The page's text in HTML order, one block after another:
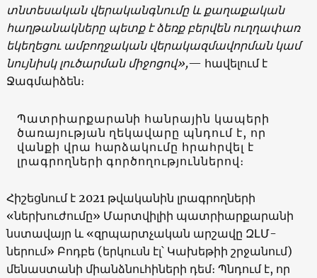
տնտեսական վերականգնումը և քաղաքական
հաղթանակները պետք է ձեռք բերվեն ուղղափառ
եկեղեցու ամբողջական վերակազմավորման կամ
նույնիսկ լուծարման միջոցով»,— հավելում է
Ջագմաիձեն։
Պատրիարքարանի հանրային կապերի
ծառայության ղեկավարը պնդում է, որ
վանքի վրա հարձակումը հրահրվել է
լրագրողների գործողություններով։
Հիշեցնում է 2021 թվականին լրագրողների
«ներխուժումը» Մարտվիլիի պատրիարքարանի
նստավայր և «զրպարտչական արշավը ԶԼՄ-
ներում» Բոդբե (երկուսն էլ՝ Կախեթիի շրջանում)
մենաստանի միանձնուհիների դեմ։ Պնդում է, որ